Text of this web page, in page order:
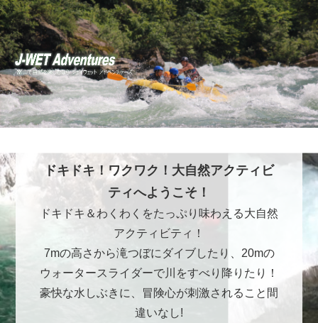
ドキドキ！ワクワク！大自然アクティビ
ティへようこそ！
ドキドキ＆わくわくをたっぷり味わえる大自然
アクティビティ！
7mの高さから滝つぼにダイブしたり、20mの
ウォータースライダーで川をすべり降りたり！
豪快な水しぶきに、冒険心が刺激されること間
違いなし!